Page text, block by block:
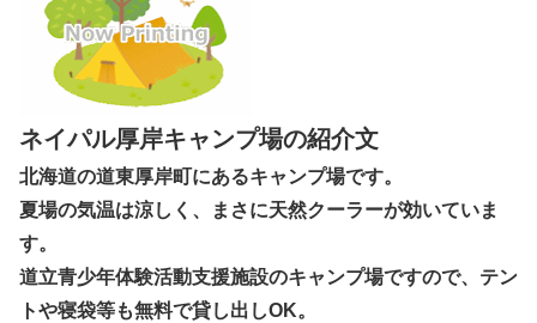
ネイパル厚岸キャンプ場の紹介文
北海道の道東厚岸町にあるキャンプ場です。
夏場の気温は涼しく、まさに天然クーラーが効いていま
す。
道立青少年体験活動支援施設のキャンプ場ですので、テン
トや寝袋等も無料で貸し出しOK。